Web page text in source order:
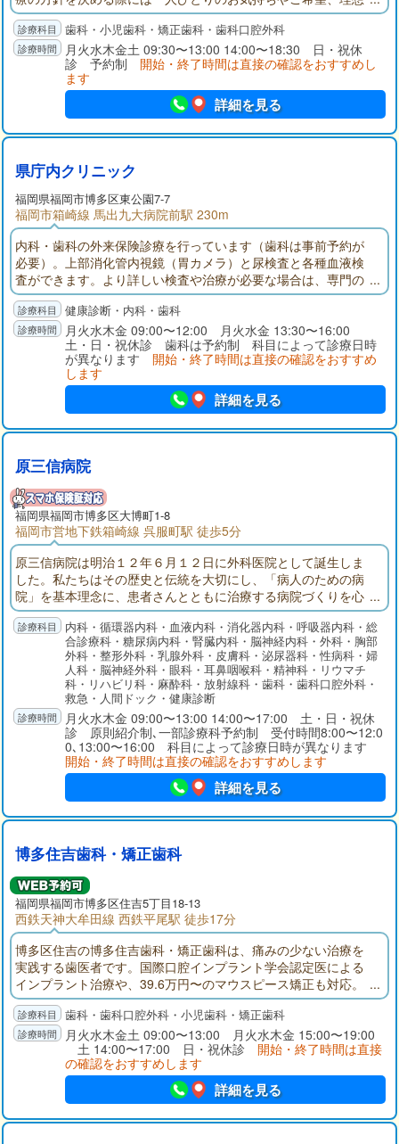
の口元について、対話を通してお伺いし、最適なご提案をいた
します。患者さんの本音に、本気の診療で応えたい。専門性の
異なる複数名の歯科医師と、親しみやすいスタッフ全員で、患
者さんが気軽に通えるクリニックを目指しています。
歯科・小児歯科・矯正歯科・歯科口腔外科
月火水木金土 09:30〜13:00 14:00〜18:30 日・祝休
診 予約制 開始・終了時間は直接の確認をおすすめし
ます
詳細を見る
県庁内クリニック
福岡県福岡市博多区東公園7-7
福岡市箱崎線 馬出九大病院前駅 230m
内科・歯科の外来保険診療を行っています（歯科は事前予約が
必要）。上部消化管内視鏡（胃カメラ）と尿検査と各種血液検
査ができます。より詳しい検査や治療が必要な場合は、専門の
医療機関をご案内しております。当会では、人間ドック５種
類、レディースドック４種類のモデルコースの他、各健康保険
組合指定の人間ドックの予約をお電話にて受け付けています
（別途、健康保険組合へのお申し込みが必要な場合がありま
健康診断・内科・歯科
月火水木金 09:00〜12:00 月火水金 13:30〜16:00
土・日・祝休診 歯科は予約制 科目によって診療日時
が異なります 開始・終了時間は直接の確認をおすすめ
します
詳細を見る
原三信病院
福岡県福岡市博多区大博町1-8
福岡市営地下鉄箱崎線 呉服町駅 徒歩5分
原三信病院は明治１２年６月１２日に外科医院として誕生しま
した。私たちはその歴史と伝統を大切にし、「病人のための病
院」を基本理念に、患者さんとともに治療する病院づくりを心
掛け医療を行っています。
内科・循環器内科・血液内科・消化器内科・呼吸器内科・総
合診療科・糖尿病内科・腎臓内科・脳神経内科・外科・胸部
外科・整形外科・乳腺外科・皮膚科・泌尿器科・性病科・婦
人科・脳神経外科・眼科・耳鼻咽喉科・精神科・リウマチ
科・リハビリ科・麻酔科・放射線科・歯科・歯科口腔外科・
救急・人間ドック・健康診断
月火水木金 09:00〜13:00 14:00〜17:00 土・日・祝休
診 原則紹介制､一部診療科予約制 受付時間8:00〜12:0
0､13:00〜16:00 科目によって診療日時が異なります
開始・終了時間は直接の確認をおすすめします
詳細を見る
博多住吉歯科・矯正歯科
福岡県福岡市博多区住吉5丁目18-13
西鉄天神大牟田線 西鉄平尾駅 徒歩17分
博多区住吉の博多住吉歯科・矯正歯科は、痛みの少ない治療を
実践する歯医者です。国際口腔インプラント学会認定医による
インプラント治療や、39.6万円〜のマウスピース矯正も対応。
丁寧な説明と先進設備で、地域の皆さまの笑顔を支えます。
歯科・歯科口腔外科・小児歯科・矯正歯科
月火水木金土 09:00〜13:00 月火水木金 15:00〜19:00
土 14:00〜17:00 日・祝休診 開始・終了時間は直接
の確認をおすすめします
詳細を見る